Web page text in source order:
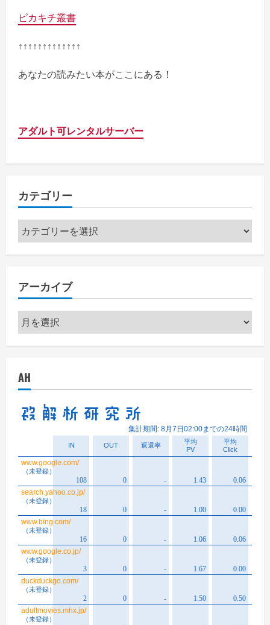
ピカキチ叢書
↑↑↑↑↑↑↑↑↑↑↑↑↑
あなたの読みたい本がここにある！
アダルト可レンタルサーバー
カテゴリー
カ
テ
ー
アーカイブ
ア
ー
ブ
AH